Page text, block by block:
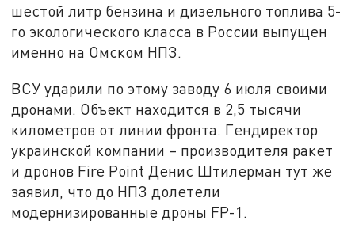
шестой литр бензина и дизельного топлива 5-
го экологического класса в России выпущен
именно на Омском НПЗ.
ВСУ ударили по этому заводу 6 июля своими
дронами. Объект находится в 2,5 тысячи
километров от линии фронта. Гендиректор
украинской компании – производителя ракет
и дронов Fire Point Денис Штилерман тут же
заявил, что до НПЗ долетели
модернизированные дроны FP-1.